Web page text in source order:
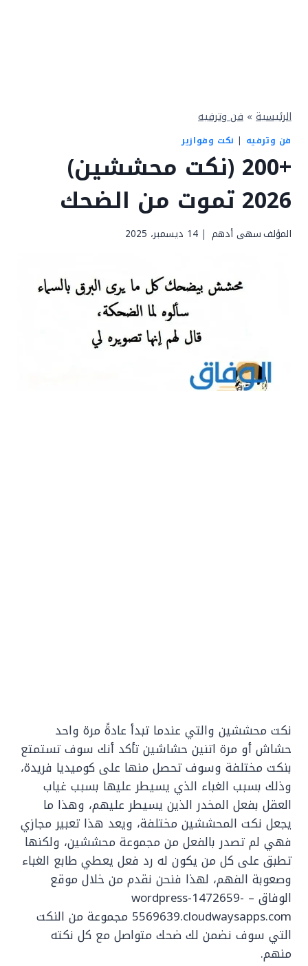
الرئيسية » فن وترفيه
فن وترفيه | نكت وفوازير
+200 (نكت محششين)
2026 تموت من الضحك
المؤلفسهى أدهم 14 ديسمبر، 2025
نكت محششين والتي عندما تبدأ عادةً مرة واحد
حشاش أو مرة اتنين حشاشين تأكد أنك سوف تستمتع
بنكت مختلفة وسوف تحصل منها على كوميديا فريدة،
وذلك بسبب الغباء الذي يسيطر عليها بسبب غياب
العقل بفعل المخدر الذين يسيطر عليهم، وهذا ما
يجعل نكت المحششين مختلفة، ويعد هذا تعبير مجازي
فهي لم تصدر بالفعل من مجموعة محششين، ولكنها
تطبق على كل من يكون له رد فعل يعطي طابع الغباء
وصعوبة الفهم، لهذا فنحن نقدم من خلال موقع
الوفاق – wordpress-1472659-
5569639.cloudwaysapps.com مجموعة من النكت
التي سوف نضمن لك ضحك متواصل مع كل نكته
منهم.